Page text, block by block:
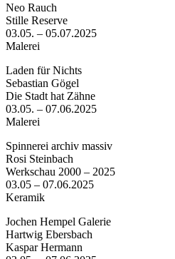
Neo Rauch
Stille Reserve
03.05. – 05.07.2025
Malerei
Laden für Nichts
Sebastian Gögel
Die Stadt hat Zähne
03.05. – 07.06.2025
Malerei
Spinnerei archiv massiv
Rosi Steinbach
Werkschau 2000 – 2025
03.05 – 07.06.2025
Keramik
Jochen Hempel Galerie
Hartwig Ebersbach
Kaspar Hermann